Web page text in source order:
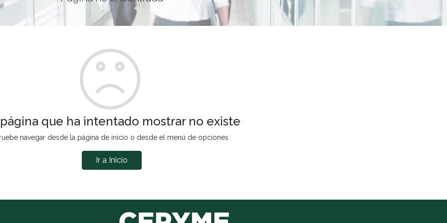
que ha intentado mostrar no existe
navegar desde la página de inicio o desde el menú de opciones
Ir a Inicio